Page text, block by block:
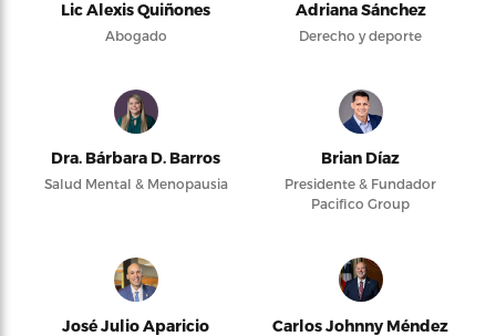
Lic Alexis Quiñones
Abogado
Adriana Sánchez
Derecho y deporte
Dra. Bárbara D. Barros
Salud Mental & Menopausia
Brian Díaz
Presidente & Fundador
Pacifico Group
José Julio Aparicio
Carlos Johnny Méndez